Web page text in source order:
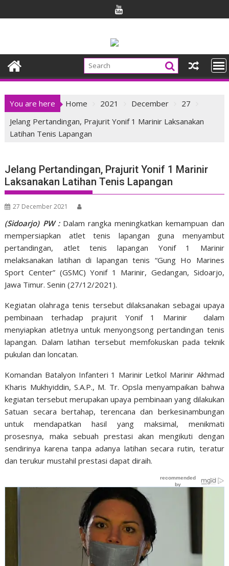
to
You are here Home 2021 December
27
Jelang Pertandingan, Prajurit Yonif 1 Marinir Laksanakan
Latihan Tenis Lapangan
Jelang Pertandingan, Prajurit Yonif 1 Marinir
Laksanakan Latihan Tenis Lapangan
27 December 2021
(Sidoarjo) PW :Dalam rangka meningkatkan kemampuan dan
mempersiapkan atlet tenis lapangan guna menyambut
pertandingan, atlet tenis lapangan Yonif 1 Marinir
melaksanakan latihan di lapangan tenis “Gung Ho Marines
Sport Center” (GSMC) Yonif 1 Marinir, Gedangan, Sidoarjo,
Jawa Timur. Senin (27/12/2021).
Kegiatan olahraga tenis tersebut dilaksanakan sebagai upaya
pembinaan terhadap prajurit Yonif 1 Marinir dalam
menyiapkan atletnya untuk menyongsong pertandingan tenis
lapangan. Dalam latihan tersebut memfokuskan pada teknik
pukulan dan loncatan.
Komandan Batalyon Infanteri 1 Marinir Letkol Marinir Akhmad
Kharis Mukhyiddin, S.A.P., M. Tr. Opsla menyampaikan bahwa
kegiatan tersebut merupakan upaya pembinaan yang dilakukan
Satuan secara bertahap, terencana dan berkesinambungan
untuk mendapatkan hasil yang maksimal, menikmati
prosesnya, maka sebuah prestasi akan mengikuti dengan
sendirinya karena tanpa adanya latihan secara rutin, teratur
dan terukur mustahil prestasi dapat diraih.